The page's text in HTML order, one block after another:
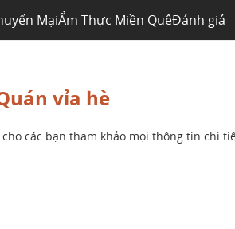
MạiẨm Thực Miền QuêĐánh giá
vỉa hè
các bạn tham khảo mọi thông tin chi